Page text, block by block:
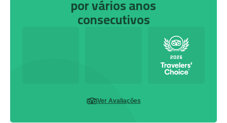
por vários anos
consecutivos
Ver Avaliações